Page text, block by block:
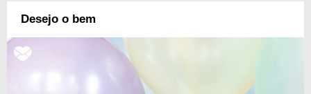
Desejo o bem